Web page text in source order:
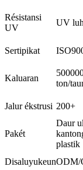
Résistansi
UV
UV
Sertipikat
Kaluaran
ton/
Jalur ékstrusi 200+
Pakét
Daur
plastik
DisaluyukeunODM/